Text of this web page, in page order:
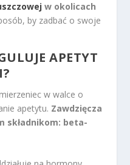
w okolicach
by zadbać o swoje
APETYT
w walce o
apetytu. Zawdzięcza
składnikom: beta-